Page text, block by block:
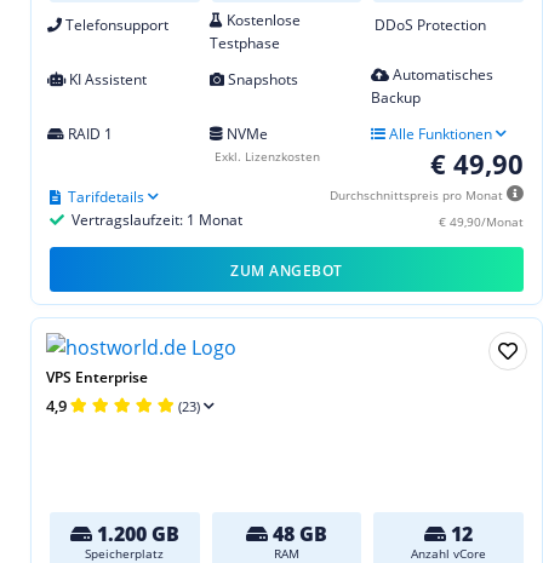
Telefonsupport
Kostenlose
Testphase
DDoS Protection
KI Assistent Snapshots
Automatisches
Backup
RAID 1
NVMe Alle Funktionen
€ 49,90
Durchschnittspreis pro Monat
€ 49,90/Monat
Vertragslaufzeit: 1 Monat
Tarifdetails
Exkl. Lizenzkosten
ZUM ANGEBOT
VPS Enterprise
4,9 (23)
1.200 GB
Speicherplatz
48 GB
RAM
12
Anzahl vCore